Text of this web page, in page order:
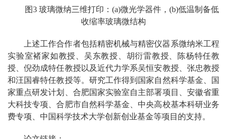
图3 玻璃微纳三维打印：(a)微光学器件，(b)低温制备低
收缩率玻璃微结构
上述工作合作者包括精密机械与精密仪器系微纳米工程
实验室褚家如教授、吴东教授、胡衍雷教授、陈杨特任教
授、倪劲成特任教授以及近代力学系吴恒安教授、张忠教授
和汪国睿特任教授等。研究工作得到国家自然科学基金、国
家重点研发计划、合肥国家实验室自主部署项目、安徽省重
大科技专项、合肥市自然科学基金、中央高校基本科研业务
费专项、中国科学技术大学创新创业基金等项目的支持。